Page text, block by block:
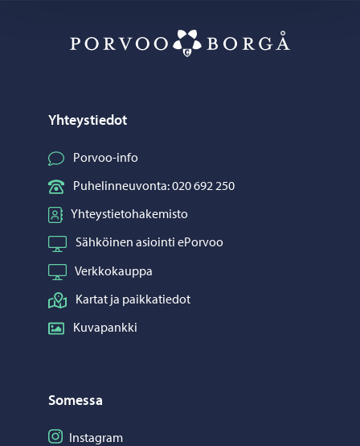
Yhteystiedot
Porvoo-info
Puhelinneuvonta: 020 692 250
Yhteystietohakemisto
Sähköinen asiointi ePorvoo
Verkkokauppa
Kartat ja paikkatiedot
Kuvapankki
Somessa
Seuraa Instagram
Instagram